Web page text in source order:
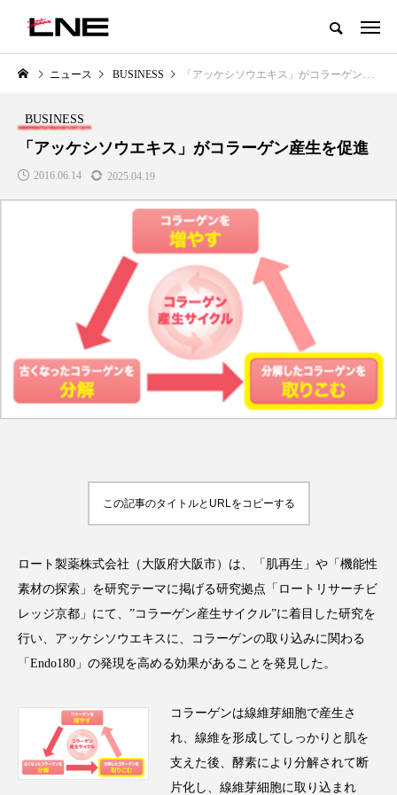
グローバルビューティ＆ヘルスケアビジネス誌
LIFESTYLE
SNSの「加工顔」と美容医療｜AI
がもたらす可能性とこれから
2026.07.13
BUSINESS
GWI調査から読み解く2030年の
都市型スパ――身近なウェルネ
の次世代モデル
2026.08.06
FEATURED
TAG LIST タグ一覧
AI B2B BeautyTech ChatGPT
TikTok
アスレジャーコスメ アレルギー アロマ
ニュース BUSINESS 「アッケシソウエキス」がコラーゲン産生を促進
BUSINESS
「アッケシソウエキス」がコラーゲン産生を促進
2016.06.14 2025.04.19
この記事のタイトルとURLをコピーする
ロート製薬株式会社（大阪府大阪市）は、「肌再生」や「機能性
素材の探索」を研究テーマに掲げる研究拠点「ロートリサーチビ
レッジ京都」にて、”コラーゲン産生サイクル”に着目した研究を
行い、アッケシソウエキスに、コラーゲンの取り込みに関わる
「Endo180」の発現を高める効果があることを発見した。
コラーゲンは線維芽細胞で産生さ
れ、線維を形成してしっかりと肌を
支えた後、酵素により分解されて断
片化し、線維芽細胞に取り込まれ